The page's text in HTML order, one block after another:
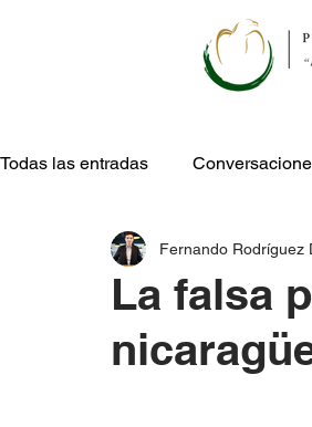
Todas las entradas
Publicaciones
La falsa
Fernando Rodríguez